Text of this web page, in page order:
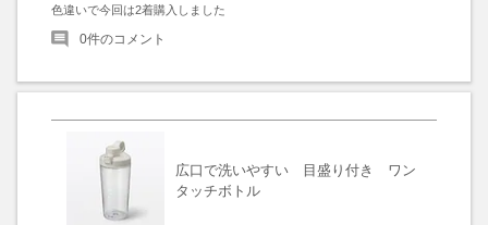
色違いで今回は2着購入しました
0件のコメント
広口で洗いやすい 目盛り付き ワン
タッチボトル